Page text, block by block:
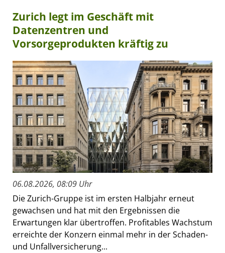
Zurich legt im Geschäft mit
Datenzentren und
Vorsorgeprodukten kräftig zu
06.08.2026, 08:09 Uhr
Die Zurich-Gruppe ist im ersten Halbjahr erneut
gewachsen und hat mit den Ergebnissen die
Erwartungen klar übertroffen. Profitables Wachstum
erreichte der Konzern einmal mehr in der Schaden-
und Unfallversicherung...